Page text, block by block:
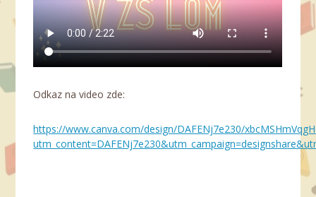
Odkaz na video zde:
https://www.canva.com/design/DAFENj7e230/